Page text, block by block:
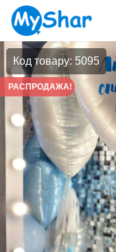
Код товару: 5095
РАСПРОДАЖА!